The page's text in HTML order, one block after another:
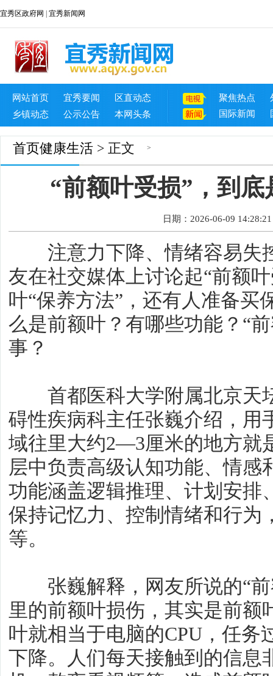
宜秀区政府网 宜秀新闻网
网站首页 宜秀要闻
区直动态
乡镇动态
公示公告 本网头条
聚焦热点
国际新闻
首页 >
健康生活 > 正文
“前额叶受损”，到
日期：2026-06-09 14:28:21
注意力下降、情绪容易失
友在社交媒体上讨论起“前额
叶“保养方法”，还有人准备买
么是前额叶？有哪些功能？“
事？
首都医科大学附属北京天
碍性疾病科主任张巍介绍，用
域往里大约2—3厘米的地方就
层中负责高级认知功能、情感
功能涵盖逻辑推理、计划安排
保持记忆力、控制情绪和行为
等。
张巍解释，网友所说的“前
里的前额叶损伤，其实是前额
叶就相当于电脑的CPU，任务
下降。人们每天接触到的信息